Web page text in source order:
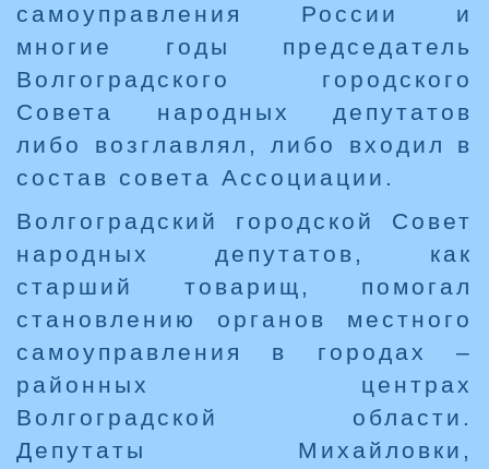
самоуправления России и
многие годы председатель
Волгоградского городского
Совета народных депутатов
либо возглавлял, либо входил в
состав совета Ассоциации.
Волгоградский городской Совет
народных депутатов, как
старший товарищ, помогал
становлению органов местного
самоуправления в городах –
районных центрах
Волгоградской области.
Депутаты Михайловки,